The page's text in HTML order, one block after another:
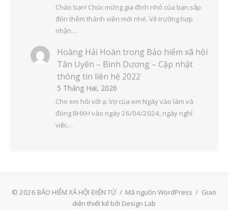
Chào bạn! Chúc mừng gia đình nhỏ của bạn sắp
đón thêm thành viên mới nhé. Về trường hợp
nhận…
Hoàng Hải Hoàn trong Bảo hiểm xã hội
Tân Uyên – Bình Dương – Cập nhật
thông tin liên hệ 2022
5 Tháng Hai, 2026
Cho em hỏi với ạ: Vợ của em Ngày vào làm và
đóng BHXH vào ngày 26/04/2024, ngày nghỉ
việc…
© 2026 BẢO HIỂM XÃ HỘI ĐIỆN TỬ / Mã nguồn WordPress / Giao
diện thiết kế bởi Design Lab